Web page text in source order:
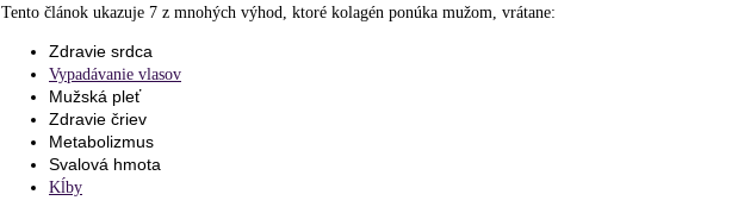
Tento článok ukazuje 7 z mnohých výhod, ktoré kolagén ponúka mužom, vrátane:
Zdravie srdca
Vypadávanie vlasov
Mužská pleť
Zdravie čriev
Metabolizmus
Svalová hmota
Kĺby